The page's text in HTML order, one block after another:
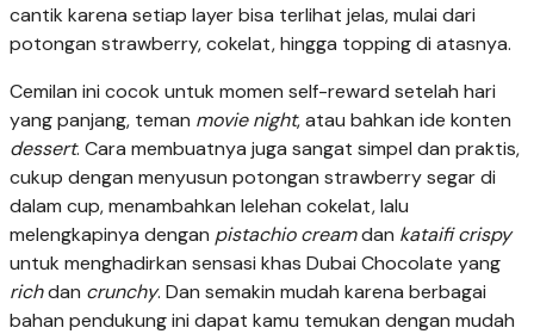
cantik karena setiap layer bisa terlihat jelas, mulai dari
potongan strawberry, cokelat, hingga topping di atasnya.
Cemilan ini cocok untuk momen self-reward setelah hari
yang panjang, teman movie night, atau bahkan ide konten
dessert. Cara membuatnya juga sangat simpel dan praktis,
cukup dengan menyusun potongan strawberry segar di
dalam cup, menambahkan lelehan cokelat, lalu
melengkapinya dengan pistachio creamdan kataifi crispy
untuk menghadirkan sensasi khas Dubai Chocolate yang
richdan crunchy. Dan semakin mudah karena berbagai
bahan pendukung ini dapat kamu temukan dengan mudah